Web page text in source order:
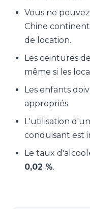
Vous ne
Chine
de location.
Les ceintures
même si les
Les enfants
appropriés.
L'utilisation
conduisant est
Le taux
0,02 %.